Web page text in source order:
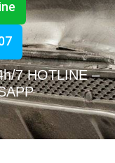
7 HOTLINE –